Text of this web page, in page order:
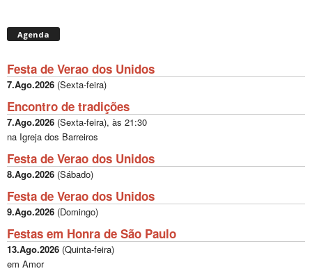
Agenda
Festa de Verao dos Unidos
7.Ago.2026 (Sexta-feira)
Encontro de tradições
7.Ago.2026 (Sexta-feira), às 21:30
na Igreja dos Barreiros
Festa de Verao dos Unidos
8.Ago.2026 (Sábado)
Festa de Verao dos Unidos
9.Ago.2026 (Domingo)
Festas em Honra de São Paulo
13.Ago.2026 (Quinta-feira)
em Amor